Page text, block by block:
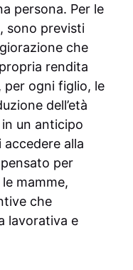
persona. Per le
sono previsti
che
rendita
per ogni figlio, le
dell’età
un anticipo
alla
per
mamme,
che
lavorativa e